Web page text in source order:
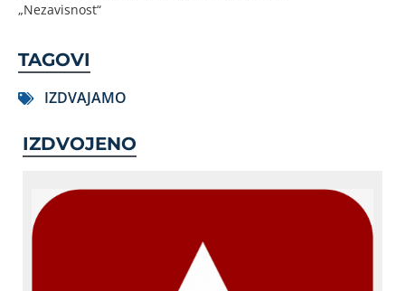
„Nezavisnost“
TAGOVI
IZDVAJAMO
IZDVOJENO